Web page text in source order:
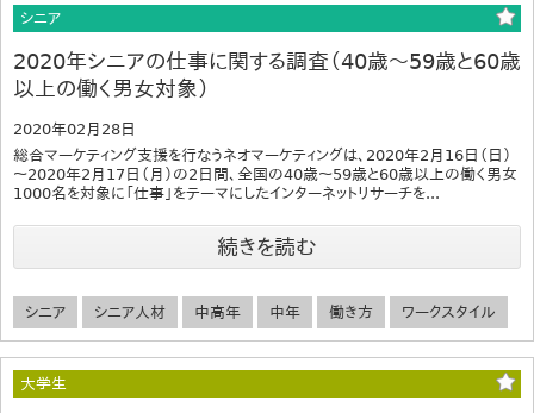
シニア
2020年シニアの仕事に関する調査（40歳～59歳と60歳
以上の働く男女対象）
2020年02月28日
総合マーケティング支援を行なうネオマーケティングは、2020年2月16日（日）
～2020年2月17日（月）の2日間、全国の40歳～59歳と60歳以上の働く男女
1000名を対象に「仕事」をテーマにしたインターネットリサーチを...
続きを読む
シニア シニア人材 中高年 中年 働き方 ワークスタイル
大学生